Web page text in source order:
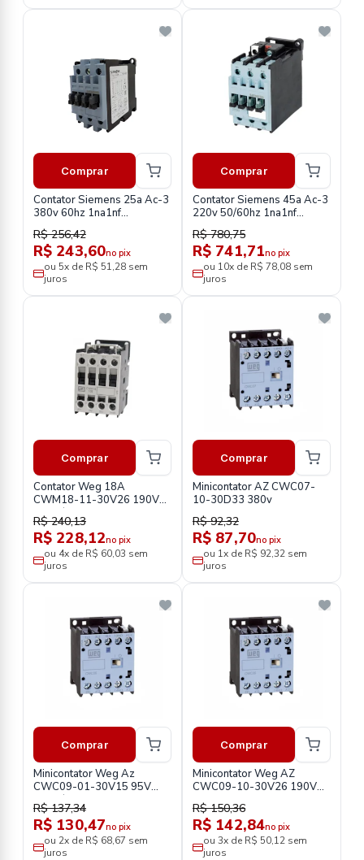
Comprar
Contator Siemens 25a Ac-3
380v 60hz 1na1nf
3ts33110aq1
R$ 256,42
R$ 243,60no pix
ou 5x de R$ 51,28 sem
juros
Comprar
Contator Siemens 45a Ac-3
220v 50/60hz 1na1nf
3ts36110an2
R$ 780,75
R$ 741,71no pix
ou 10x de R$ 78,08 sem
juros
Comprar
Contator Weg 18A
CWM18-11-30V26 190V
50HZ/220V 60HZ
R$ 240,13
R$ 228,12no pix
ou 4x de R$ 60,03 sem
juros
Comprar
Minicontator AZ CWC07-
10-30D33 380v
R$ 92,32
R$ 87,70no pix
ou 1x de R$ 92,32 sem
juros
Comprar
Minicontator Weg Az
CWC09-01-30V15 95V
50HZ/110V 60HZ
R$ 137,34
R$ 130,47no pix
ou 2x de R$ 68,67 sem
juros
Comprar
Minicontator Weg AZ
CWC09-10-30V26 190V
50HZ
R$ 150,36
R$ 142,84no pix
ou 3x de R$ 50,12 sem
juros